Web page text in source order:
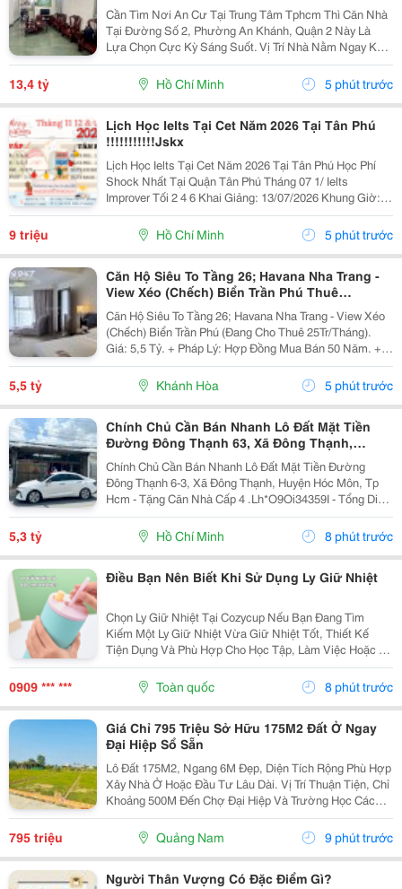
Cần Tìm Nơi An Cư Tại Trung Tâm Tphcm Thì Căn Nhà
Tại Đường Số 2, Phường An Khánh, Quận 2 Này Là
Lựa Chọn Cực Kỳ Sáng Suốt. Vị Trí Nhà Nằm Ngay Khu
Trung Tâm An Khánh, Khu Vực Lõi Của Thành Phố Thủ
Đức. Với Diện Tích 62M2, Kích Thước 4.1M X 15M,...
13,4 tỷ Hồ Chí Minh 5 phút trước
Lịch Học Ielts Tại Cet Năm 2026 Tại Tân Phú
!!!!!!!!!!!Jskx
Lịch Học Ielts Tại Cet Năm 2026 Tại Tân Phú Học Phí
Shock Nhất Tại Quận Tân Phú Tháng 07 1/ Ielts
Improver Tối 2 4 6 Khai Giảng: 13/07/2026 Khung Giờ:
18:00 Đến 21:00 Học Phí Ưu Đãi 5% Khi Đăng Ký 2/ Ielts
Basic Tối 3 5 7 Khai...
9 triệu Hồ Chí Minh 5 phút trước
Căn Hộ Siêu To Tầng 26; Havana Nha Trang -
View Xéo (Chếch) Biển Trần Phú Thuê
25Tr/Tháng 5,5 Tỷ
Căn Hộ Siêu To Tầng 26; Havana Nha Trang - View Xéo
(Chếch) Biển Trần Phú (Đang Cho Thuê 25Tr/Tháng).
Giá: 5,5 Tỷ. + Pháp Lý: Hợp Đồng Mua Bán 50 Năm. +
Toạ Lạc: 38 Trần Phú, P Lộc Thọ, Tp Nha Trang, Tỉnh
Khánh Hoà. + Diện Tích:...
5,5 tỷ Khánh Hòa 5 phút trước
Chính Chủ Cần Bán Nhanh Lô Đất Mặt Tiền
Đường Đông Thạnh 63, Xã Đông Thạnh,
Huyện Hóc Môn, Tp Hcm
Chính Chủ Cần Bán Nhanh Lô Đất Mặt Tiền Đường
Đông Thạnh 6-3, Xã Đông Thạnh, Huyện Hóc Môn, Tp
Hcm - Tặng Căn Nhà Cấp 4 .Lh*O9Oi34359I - Tổng Diện
Tích Đất: 152.8M2. Full Thổ Cư - Tổng Diện Tích Nhà
Có Sẵn: 84,2M2 - Phù Hợp Cho Kinh Doanh Kho
Xưởng,...
5,3 tỷ Hồ Chí Minh 8 phút trước
Điều Bạn Nên Biết Khi Sử Dụng Ly Giữ Nhiệt
Chọn Ly Giữ Nhiệt Tại Cozycup Nếu Bạn Đang Tìm
Kiếm Một Ly Giữ Nhiệt Vừa Giữ Nhiệt Tốt, Thiết Kế
Tiện Dụng Và Phù Hợp Cho Học Tập, Làm Việc Hoặc Di
Chuyển Hằng Ngày, Cozycup Là Một Lựa Chọn Đáng
Tham Khảo. Với Đa Dạng Mẫu Mã, Dung Tích Và Màu
0909 *** *** Toàn quốc 8 phút trước
Giá Chỉ 795 Triệu Sở Hữu 175M2 Đất Ở Ngay
Đại Hiệp Sổ Sẵn
Lô Đất 175M2, Ngang 6M Đẹp, Diện Tích Rộng Phù Hợp
Xây Nhà Ở Hoặc Đầu Tư Lâu Dài. Vị Trí Thuận Tiện, Chỉ
Khoảng 500M Đến Chợ Đại Hiệp Và Trường Học Các
Cấp. Khu Dân Cư Hiện Hữu, Đường Sá Thông Thoáng,
Tiện Ích Đầy Đủ. Đất Ở Hoàn Toàn, Pháp Lý Rõ...
795 triệu Quảng Nam 9 phút trước
Người Thân Vượng Có Đặc Điểm Gì?